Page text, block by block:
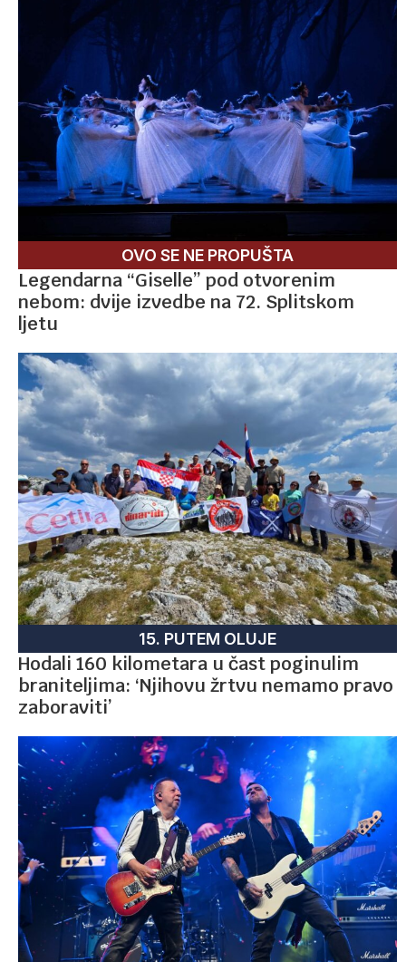
OVO SE NE PROPUŠTA
Legendarna “Giselle” pod otvorenim
nebom: dvije izvedbe na 72. Splitskom
ljetu
15. PUTEM OLUJE
Hodali 160 kilometara u čast poginulim
braniteljima: ‘Njihovu žrtvu nemamo pravo
zaboraviti’